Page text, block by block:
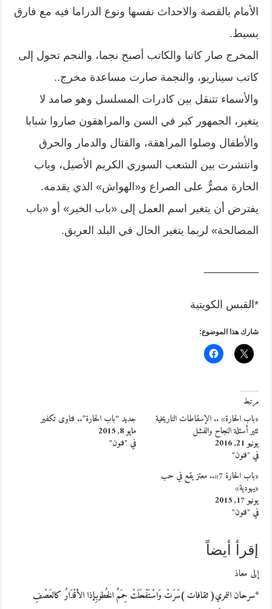
الأمام بالقصة والاحداث نفسها ونوع الدراما فيه مع فارق
بسيط.
المخرج صار كاتبا والكاتب أصبح نجما، والنجم تحول إلى
كاتب سيناريو، والنجمة صارت مساعدة مخرج..
والأسماء تتنقل بين كادرات المسلسل وهو صامد لا
يتغير، الجمهور كبر في السن والمراهقون صاروا شبابا
والأطفال وصلوا المراهقة، والقتال والدمار والحرق
وانتشرت بين الشعب السوري الكريم الأصيل، وباب
الحارة مصرٌّ على الصراع و«الهواش» الذي يقدمه.
يفترض أن يتغير اسم العمل إلى «باب الخير» أو «باب
المصالحة» لربما يتغير الحال في البلد العريق.
*القبس الكويتية
شارك هذا الموضوع:
مرتبط
«باب الحارة» .. الإسقاطات التاريخية
تثير أسئلة النجاح والفشل
يونيو 21, 2016
في "فنون"
جديد “باب الحارة”.. فتاوى تكفير
مايو 8, 2015
في "فنون"
«باب الحارة 7».. معتز يقع في حب
«يهودية»
يونيو 17, 2015
في "فنون"
إقرأ أيضاً
إلى معاذ
*سرحان النمري( ثقافات )سَرَتْ وَاسْتَفْحَلَتْ حِمَمُ الخُطوبِإذا الأقْدَارُ كالعَصْفِ